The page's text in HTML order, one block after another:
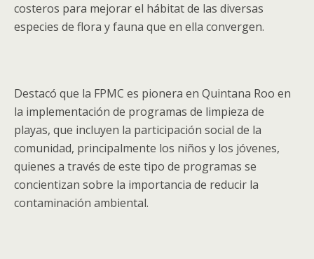
costeros para mejorar el hábitat de las diversas
especies de flora y fauna que en ella convergen.
Destacó que la FPMC es pionera en Quintana Roo en
la implementación de programas de limpieza de
playas, que incluyen la participación social de la
comunidad, principalmente los niños y los jóvenes,
quienes a través de este tipo de programas se
concientizan sobre la importancia de reducir la
contaminación ambiental.